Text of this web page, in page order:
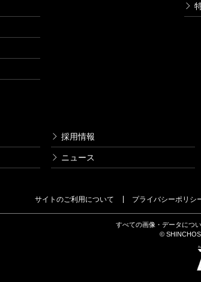
採用情報
ニュース
サイトのご利用について プライバシーポリシ
すべての画像・データにつ
©